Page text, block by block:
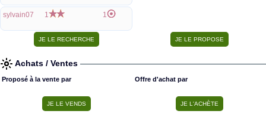
sylvain07 1 1
Achats / Ventes
Proposé à la vente par Offre d'achat par